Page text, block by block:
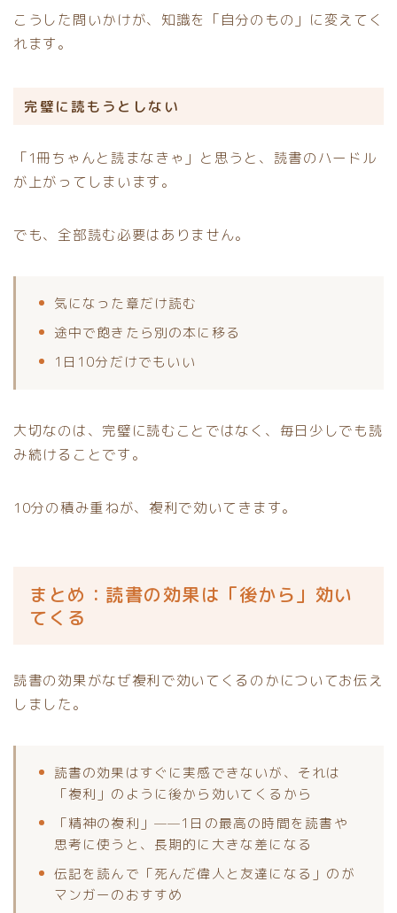
こうした問いかけが、知識を「自分のもの」に変えてく
れます。
完璧に読もうとしない
「1冊ちゃんと読まなきゃ」と思うと、読書のハードル
が上がってしまいます。
でも、全部読む必要はありません。
気になった章だけ読む
途中で飽きたら別の本に移る
1日10分だけでもいい
大切なのは、完璧に読むことではなく、毎日少しでも読
み続けることです。
10分の積み重ねが、複利で効いてきます。
まとめ：読書の効果は「後から」効い
てくる
読書の効果がなぜ複利で効いてくるのかについてお伝え
しました。
読書の効果はすぐに実感できないが、それは
「複利」のように後から効いてくるから
「精神の複利」——1日の最高の時間を読書や
思考に使うと、長期的に大きな差になる
伝記を読んで「死んだ偉人と友達になる」のが
マンガーのおすすめ